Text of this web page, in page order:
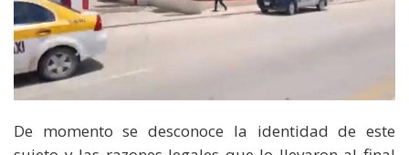
De momento se desconoce la identidad de este